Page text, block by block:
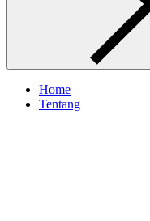
Home
Tentang